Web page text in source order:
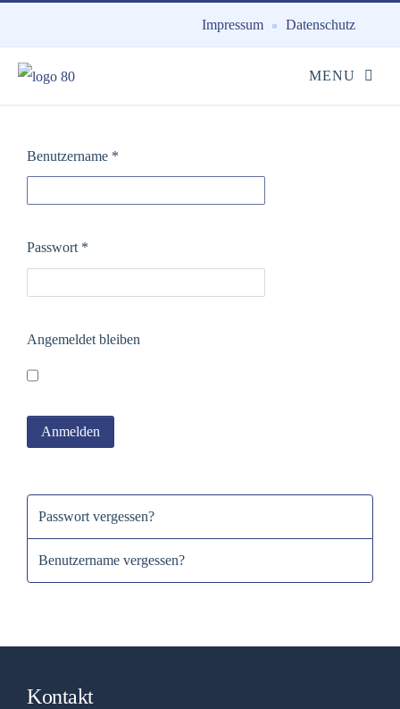
Impressum Datenschutz
Benutzername *
Passwort *
Angemeldet bleiben
Anmelden
Passwort vergessen?
Benutzername vergessen?
Kontakt